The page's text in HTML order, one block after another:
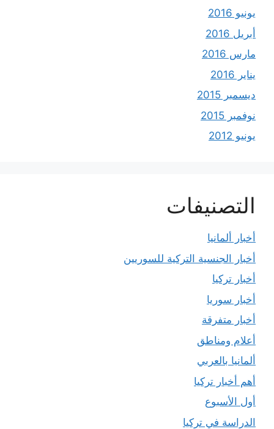
يونيو 2016
أبريل 2016
مارس 2016
يناير 2016
ديسمبر 2015
نوفمبر 2015
يونيو 2012
التصنيفات
أخبار ألمانيا
أخبار الجنسية التركية للسوريين
أخبار تركيا
أخبار سوريا
أخبار متفرقة
أعلام ومناطق
ألمانيا بالعربي
أهم أخبار تركيا
أول الأسبوع
الدراسة في تركيا